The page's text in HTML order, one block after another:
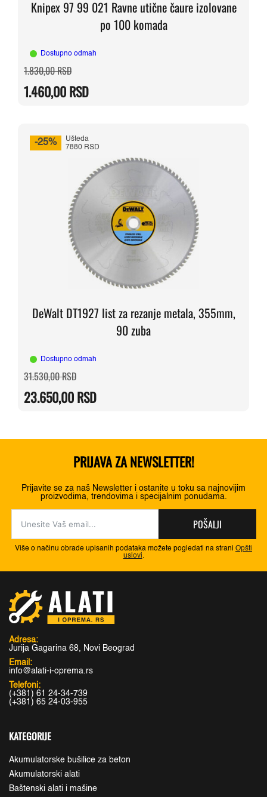
Knipex 97 99 021 Ravne utične čaure izolovane
po 100 komada
Dostupno odmah
1.830,00RSDOriginalna
cena
bila:
1.830,00 RSD.
1.460,00RSD
Trenutna
cena
1.460,00 RSD.
-25%
Ušteda
7880 RSD
DeWalt DT1927 list za rezanje metala, 355mm,
90 zuba
Dostupno odmah
31.530,00RSDOriginalna
cena
bila:
31.530,00 RSD.
23.650,00RSD
Trenutna
cena
23.650,00 RSD.
PRIJAVA ZA NEWSLETTER!
Prijavite se za naš Newsletter i ostanite u toku sa najnovijim
proizvodima, trendovima i specijalnim ponudama.
POŠALJI
Više o načinu obrade upisanih podataka možete pogledati na strani Opšti
uslovi.
Adresa:
Jurija Gagarina 68, Novi Beograd
Email:
info@alati-i-oprema.rs
Telefoni:
(+381) 61 24-34-739
(+381) 65 24-03-955
KATEGORIJE
Akumulatorske bušilice za beton
Akumulatorski alati
Baštenski alati i mašine